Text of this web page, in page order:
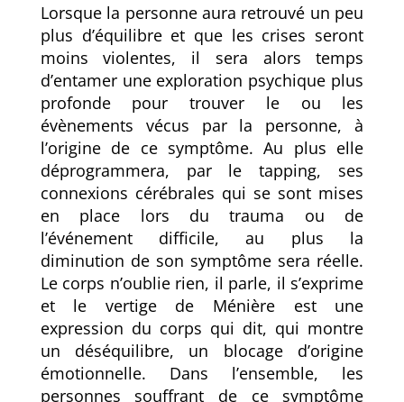
Lorsque la personne aura retrouvé un peu
plus d’équilibre et que les crises seront
moins violentes, il sera alors temps
d’entamer une exploration psychique plus
profonde pour trouver le ou les
évènements vécus par la personne, à
l’origine de ce symptôme. Au plus elle
déprogrammera, par le tapping, ses
connexions cérébrales qui se sont mises
en place lors du trauma ou de
l’événement difficile, au plus la
diminution de son symptôme sera réelle.
Le corps n’oublie rien, il parle, il s’exprime
et le vertige de Ménière est une
expression du corps qui dit, qui montre
un déséquilibre, un blocage d’origine
émotionnelle. Dans l’ensemble, les
personnes souffrant de ce symptôme